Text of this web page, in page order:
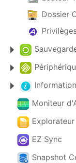
Dossier
Moniteur
EZ Sync
Snapshot